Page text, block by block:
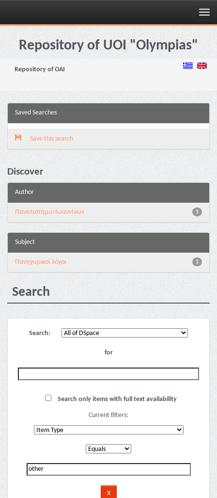
Skip
navigationRepository of UOI "Olympias"
Repository of OAI
Saved Searches
Save this search
Discover
Author
1
Πανεπιστήμιο Ιωαννίνων
Subject
1
Πανηγυρικοί λόγοι
Search
Search:
for
Search only items with full text availability
Current filters: